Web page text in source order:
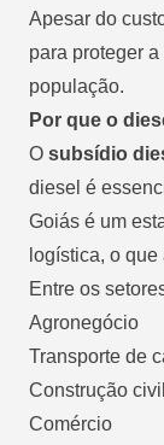
Apesar do
para proteger
população.
Por que o
O subsídio
diesel é
Goiás é um
logística, o
Entre os
Agronegócio
Transporte de
Construção civil
Comércio